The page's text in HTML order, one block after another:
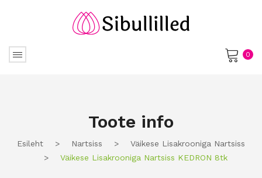
0
Toote info
Esileht > Nartsiss >
Väikese Lisakrooniga Nartsiss
>
Väikese Lisakrooniga Nartsiss KEDRON 8tk